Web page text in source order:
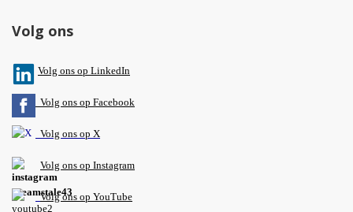
Volg ons
Volg ons op LinkedIn
Volg ons op Facebook
Volg ons op X
Volg ons op Instagram
Volgons op YouTube